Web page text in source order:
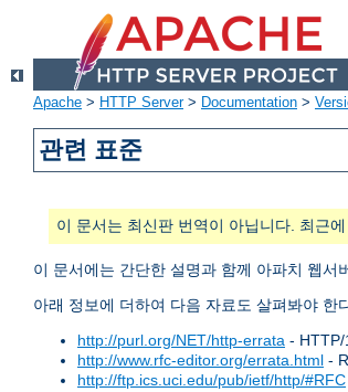
Apache > HTTP Server> Documentation >
관련 표준
이 문서는 최신판 번역이 아닙니다. 최근
이 문서에는 간단한 설명과 함께 아파치 웹서
아래 정보에 더하여 다음 자료도 살펴봐야 한
http://purl.org/NET/http-errata - HTTP/
http://www.rfc-editor.org/errata.html -
http://ftp.ics.uci.edu/pub/ietf/http/#RFC